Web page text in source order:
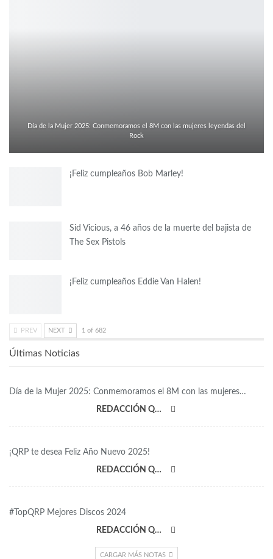
Día de la Mujer 2025: Conmemoramos el 8M con las mujeres leyendas del
Rock
¡Feliz cumpleaños Bob Marley!
Sid Vicious, a 46 años de la muerte del bajista de
The Sex Pistols
¡Feliz cumpleaños Eddie Van Halen!
PREV NEXT 1 of 682
Últimas Noticias
Día de la Mujer 2025: Conmemoramos el 8M con las mujeres…
REDACCIÓN QRP
¡QRP te desea Feliz Año Nuevo 2025!
REDACCIÓN QRP
#TopQRP Mejores Discos 2024
REDACCIÓN QRP
CARGAR MÁS NOTAS